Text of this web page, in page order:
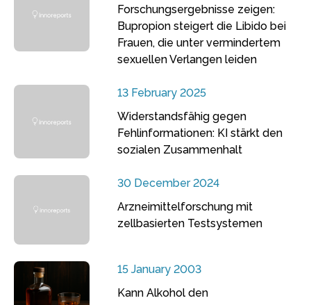
Forschungsergebnisse zeigen:
Bupropion steigert die Libido bei
Frauen, die unter vermindertem
sexuellen Verlangen leiden
13 February 2025
Widerstandsfähig gegen
Fehlinformationen: KI stärkt den
sozialen Zusammenhalt
30 December 2024
Arzneimittelforschung mit
zellbasierten Testsystemen
15 January 2003
Kann Alkohol den